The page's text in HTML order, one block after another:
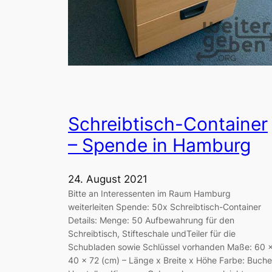
Schreibtisch-Container
– Spende in Hamburg
24. August 2021
Bitte an Interessenten im Raum Hamburg
weiterleiten Spende: 50x Schreibtisch-Container
Details: Menge: 50 Aufbewahrung für den
Schreibtisch, Stifteschale undTeiler für die
Schubladen sowie Schlüssel vorhanden Maße: 60
40 x 72 (cm) – Länge x Breite x Höhe Farbe: Buche